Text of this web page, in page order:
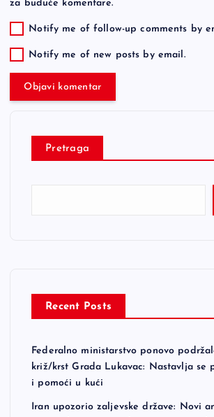
za buduće komentare.
Notify me of follow-up comments by
Notify me of new posts by email.
Pretraga
Recent Posts
Federalno ministarstvo ponovo
križ/krst Grada Lukavac: Nastavlja se
i pomoći u kući
Iran upozorio zaljevske države: Novi